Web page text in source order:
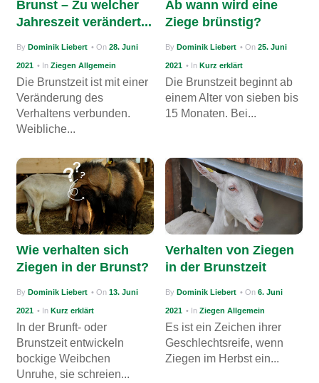
o
Brunst – Zu welcher
Jahreszeit verändert...
By Dominik Liebert • On28. Juni
2021 • InZiegen Allgemein
Die Brunstzeit ist mit einer
Veränderung des
Verhaltens verbunden.
Weibliche...
Ab wann wird eine
Ziege brünstig?
By Dominik Liebert • On25. Juni
2021 • In Kurz erklärt
Die Brunstzeit beginnt ab
einem Alter von sieben bis
15 Monaten. Bei...
Wie verhalten sich
Ziegen in der Brunst?
By Dominik Liebert • On13. Juni
2021 • In Kurz erklärt
In der Brunft- oder
Brunstzeit entwickeln
bockige Weibchen
Unruhe, sie schreien...
Verhalten von Ziegen
in der Brunstzeit
By Dominik Liebert • On6. Juni
2021 • InZiegen Allgemein
Es ist ein Zeichen ihrer
Geschlechtsreife, wenn
Ziegen im Herbst ein...